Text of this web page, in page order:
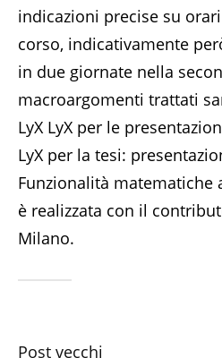
indicazioni precise su
corso, indicativamente
in due giornate nella
macroargomenti trattati
LyX LyX per le
LyX per la tesi:
Funzionalità
è realizzata con il
Milano.
Post vecchi